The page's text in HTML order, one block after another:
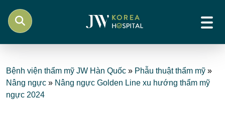
Bệnh viện thẩm mỹ JW Hàn Quốc » Phẫu thuật thẩm mỹ »
Nâng ngực » Nâng ngực Golden Line xu hướng thẩm mỹ
ngực 2024